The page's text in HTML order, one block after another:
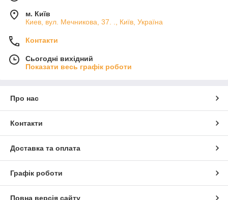
м. Київ
Киев, вул. Мечникова, 37. ., Київ, Україна
Контакти
Сьогодні вихідний
Показати весь графік роботи
Про нас
Контакти
Доставка та оплата
Графік роботи
Повна версія сайту